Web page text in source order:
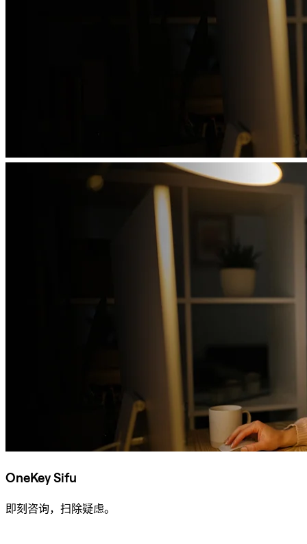
OneKey Sifu
即刻咨询，扫除疑虑。